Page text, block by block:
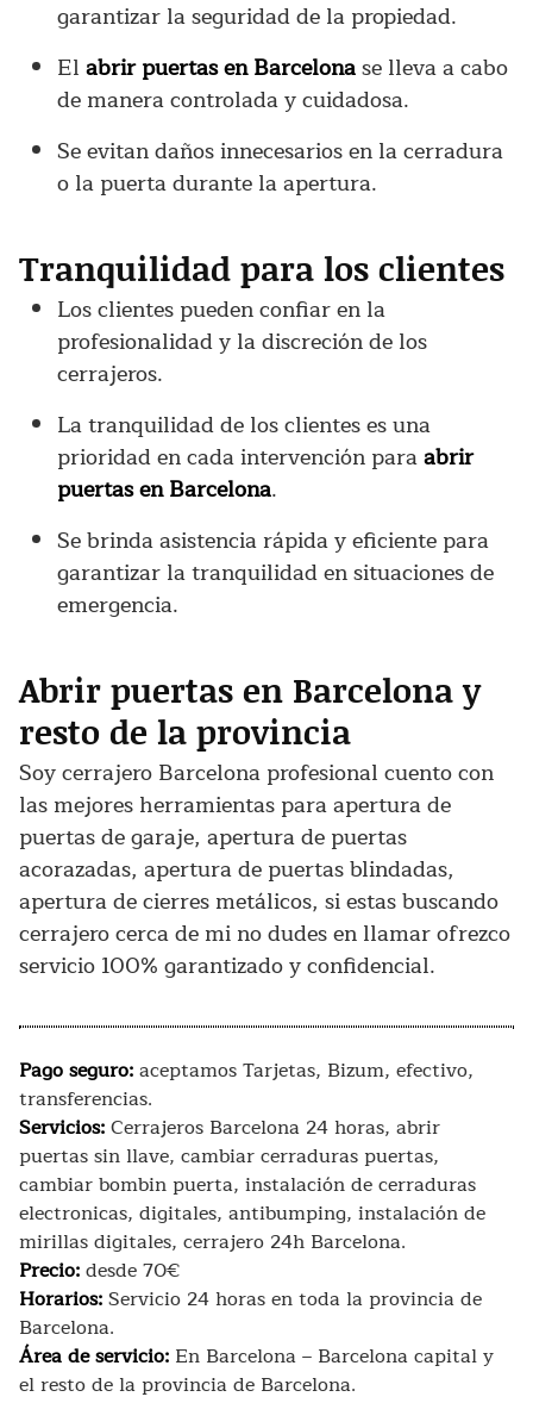
garantizar la seguridad de la propiedad.
El abrir puertas en Barcelonase lleva a cabo
de manera controlada y cuidadosa.
Se evitan daños innecesarios en la cerradura
o la puerta durante la apertura.
Tranquilidad para los clientes
Los clientes pueden confiar en la
profesionalidad y la discreción de los
cerrajeros.
La tranquilidad de los clientes es una
prioridad en cada intervención paraabrir
puertas en Barcelona.
Se brinda asistencia rápida y eficiente para
garantizar la tranquilidad en situaciones de
emergencia.
Abrir puertas en Barcelona y
resto de la provincia
Soy cerrajero Barcelona profesional cuento con
las mejores herramientas para apertura de
puertas de garaje, apertura de puertas
acorazadas, apertura de puertas blindadas,
apertura de cierres metálicos, si estas buscando
cerrajero cerca de mi no dudes en llamar ofrezco
servicio 100% garantizado y confidencial.
Pago seguro:aceptamos Tarjetas, Bizum, efectivo,
transferencias.
Servicios:Cerrajeros Barcelona 24 horas, abrir
puertas sin llave, cambiar cerraduras puertas,
cambiar bombin puerta, instalación de cerraduras
electronicas, digitales, antibumping, instalación de
mirillas digitales, cerrajero 24h Barcelona.
Precio:desde 70€
Horarios:Servicio 24 horas en toda la provincia de
Barcelona.
Área de servicio: En Barcelona – Barcelona capital y
el resto de la provincia de Barcelona.